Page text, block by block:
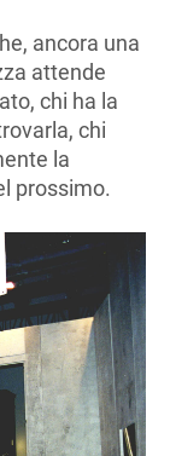
ancora una
attende
chi ha la
chi
la
prossimo.